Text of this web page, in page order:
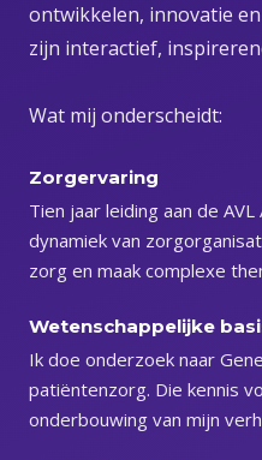
ontwikkelen, innovatie
zijn interactief,
Wat mij onderscheidt:
Zorgervaring
Tien jaar leiding aan de
dynamiek van
zorg en maak complexe
Wetenschappelijke
Ik doe onderzoek naar
patiëntenzorg. Die kennis
onderbouwing van mijn